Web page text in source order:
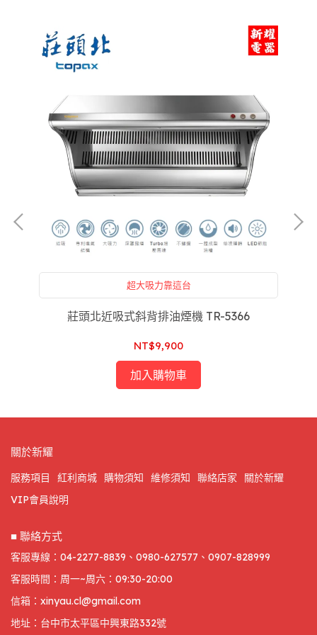
超大吸力靠這台
莊頭北近吸式斜背排油煙機 TR-5366
NT$9,900
加入購物車
關於新耀
服務項目 紅利商城 購物須知 維修須知 聯絡店家
關於新耀
VIP會員說明
■ 聯絡方式
客服專線：04-2277-8839、0980-627577、0907-828999
客服時間：周一~周六：09:30-20:00
信箱：xinyau.cl@gmail.com
地址：台中市太平區中興東路332號